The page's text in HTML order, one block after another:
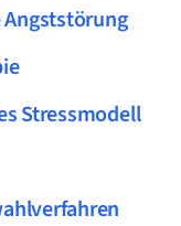
Stressmodell